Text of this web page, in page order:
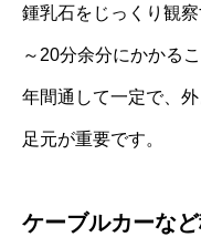
鍾乳石をじっくり観
～20分余分にかかる
年間通して一定で、
足元が重要です。
ケーブルカーな